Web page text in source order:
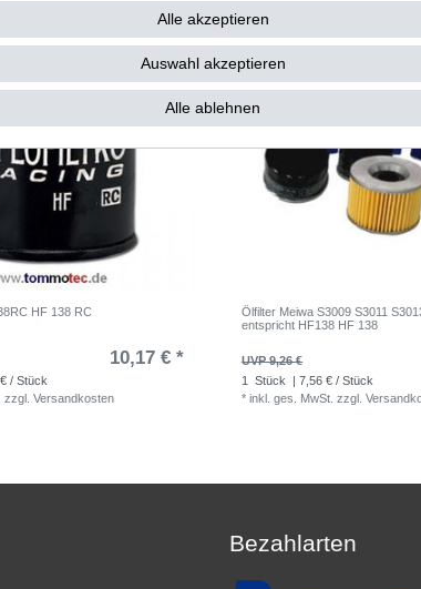
HF 138 RC
10,17 € *
/ Stück
zzgl.Versandkosten
Ölfilter Meiwa S3009 S3011
entspricht HF138 HF 138
UVP 9,26 €
1 Stück
| 7,56 € / Stück
*inkl. ges. MwSt. zzgl.
Bezahlarten
Alle akzeptieren
Auswahl akzeptieren
Alle ablehnen